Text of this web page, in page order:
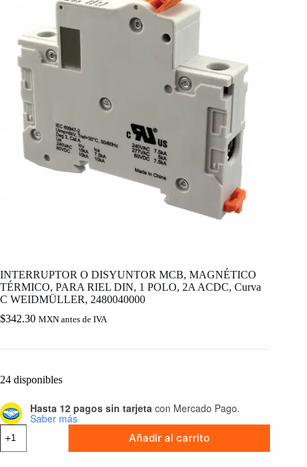
INTERRUPTOR O DISYUNTOR MCB, MAGNÉTICO
TÉRMICO, PARA RIEL DIN, 1 POLO, 2A ACDC, Curva
C WEIDMÜLLER, 2480040000
$342.30 MXN antes de IVA
24 disponibles
Hasta 12 pagos sin tarjeta con Mercado Pago.
Saber más
INTERRUPTOR
O
DISYUNTOR
Añadir al carrito